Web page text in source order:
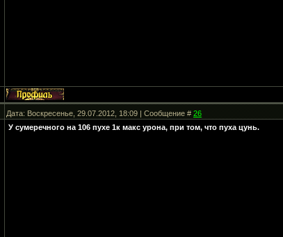
Дата: Воскресенье, 29.07.2012, 18:09 | Сообщение #26
У сумеречного на 106 пухе 1к макс урона, при том, что пуха цунь.